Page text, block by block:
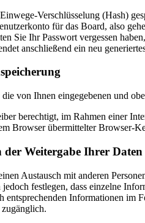
Verschlüsselung (Hash)
für das Board, also
Sie Ihr Passwort vergessen
anschließend ein neu
die von Ihnen eingegebenen und
berechtigt, im Rahmen einer
Browser übermittelter Browser-
der Weitergabe Ihrer Daten
Austausch mit anderen
festlegen, dass einzelne
entsprechenden Informationen